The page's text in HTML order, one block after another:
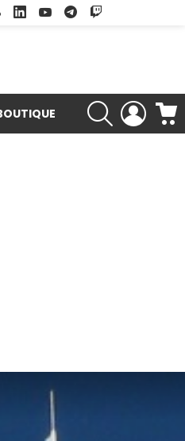
Soundcloud
LinkedinYoutubeGoogle Play
RECHERCHE
LOGIN